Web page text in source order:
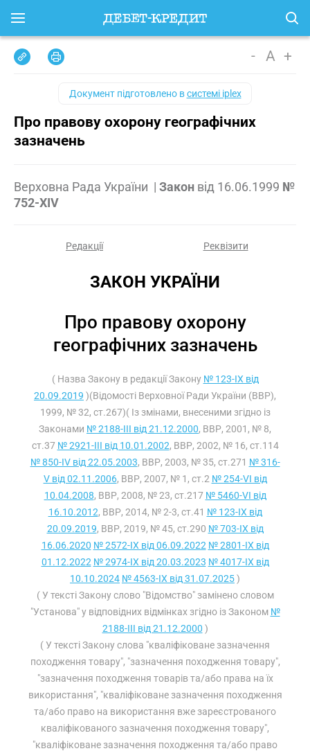
- A +
Документ підготовлено всистемі iplex
Про правову охорону географічних
зазначень
Верховна Рада України | Закон від 16.06.1999 №
752-XIV
Редакції Реквізити
ЗАКОН УКРАЇНИ
Про правову охорону
географічних зазначень
( Назва Закону в редакції Закону № 123-IX від
20.09.2019 )(Відомості Верховної Ради України (ВВР),
1999, № 32, ст.267)( Із змінами, внесеними згідно із
Законами № 2188-III від 21.12.2000, ВВР, 2001, № 8,
ст.37 № 2921-III від 10.01.2002, ВВР, 2002, № 16, ст.114
№ 850-IV від 22.05.2003, ВВР, 2003, № 35, ст.271 № 316-
V від 02.11.2006, ВВР, 2007, № 1, ст.2 № 254-VI від
10.04.2008, ВВР, 2008, № 23, ст.217 № 5460-VI від
16.10.2012, ВВР, 2014, № 2-3, ст.41 № 123-IX від
20.09.2019, ВВР, 2019, № 45, ст.290 № 703-IX від
16.06.2020 № 2572-IX від 06.09.2022 № 2801-IX від
01.12.2022 № 2974-IX від 20.03.2023 № 4017-IX від
10.10.2024 № 4563-IX від 31.07.2025)
( У тексті Закону слово "Відомство" замінено словом
"Установа" у відповідних відмінках згідно із Законом №
2188-III від 21.12.2000 )
( У тексті Закону слова "кваліфіковане зазначення
походження товару", "зазначення походження товару",
"зазначення походження товарів та/або права на їх
використання", "кваліфіковане зазначення походження
та/або право на використання вже зареєстрованого
кваліфікованого зазначення походження товару",
"кваліфіковане зазначення походження та/або право